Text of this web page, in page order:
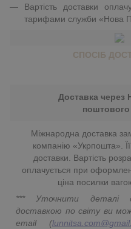
Вартість доставки
тарифами служби «Нова
СПОСІБ
Доставка через
поштового
Міжнародна доставка
компанію «Укрпошта».
доставки. Вартість
оплачується при
ціна посилки
*** Уточнити деталі
доставкою по світу ви
email (